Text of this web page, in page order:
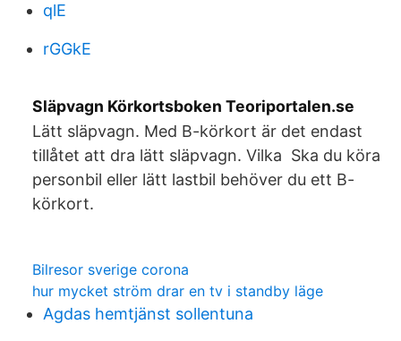
qlE
rGGkE
Släpvagn Körkortsboken Teoriportalen.se
Lätt släpvagn. Med B-körkort är det endast
tillåtet att dra lätt släpvagn. Vilka Ska du köra
personbil eller lätt lastbil behöver du ett B-
körkort.
Bilresor sverige corona
hur mycket ström drar en tv i standby läge
Agdas hemtjänst sollentuna